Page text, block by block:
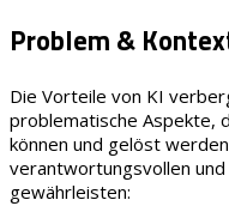
Problem &
Die Vorteile von KI
problematische Aspekte,
können und gelöst
verantwortungsvollen
gewährleisten: